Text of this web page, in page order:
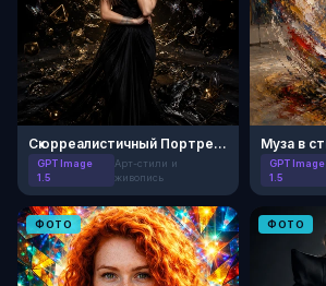
Сюрреалистичный Портрет: Магия Тюльпанов
GPT Image
1.5
Арт-стили и
живопись
GPT Image
1.5
ФОТО ФОТО